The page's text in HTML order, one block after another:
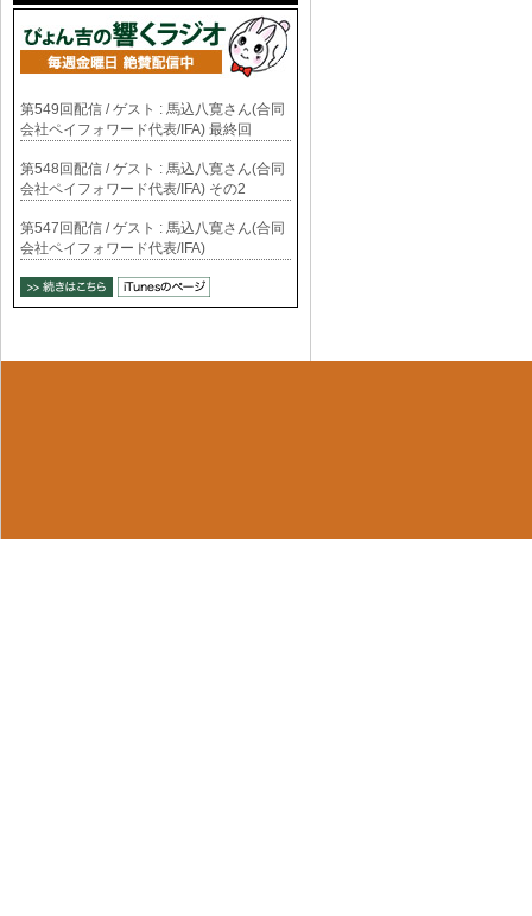
第549回配信 / ゲスト : 馬込八寛さん(合同
会社ペイフォワード代表/IFA) 最終回
第548回配信 / ゲスト : 馬込八寛さん(合同
会社ペイフォワード代表/IFA) その2
第547回配信 / ゲスト : 馬込八寛さん(合同
会社ペイフォワード代表/IFA)